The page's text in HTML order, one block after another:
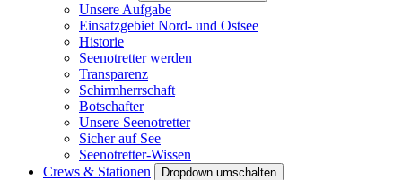
Unsere Aufgabe
Einsatzgebiet Nord- und Ostsee
Historie
Seenotretter werden
Transparenz
Schirmherrschaft
Botschafter
Unsere Seenotretter
Sicher auf See
Seenotretter-Wissen
Crews & Stationen
Dropdown umschalten